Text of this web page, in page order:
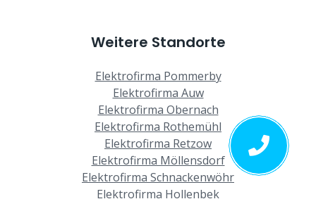
Weitere Standorte
Elektrofirma Pommerby
Elektrofirma Auw
Elektrofirma Obernach
Elektrofirma Rothemühl
Elektrofirma Retzow
Elektrofirma Möllensdorf
Elektrofirma Schnackenwöhr
Elektrofirma Hollenbek